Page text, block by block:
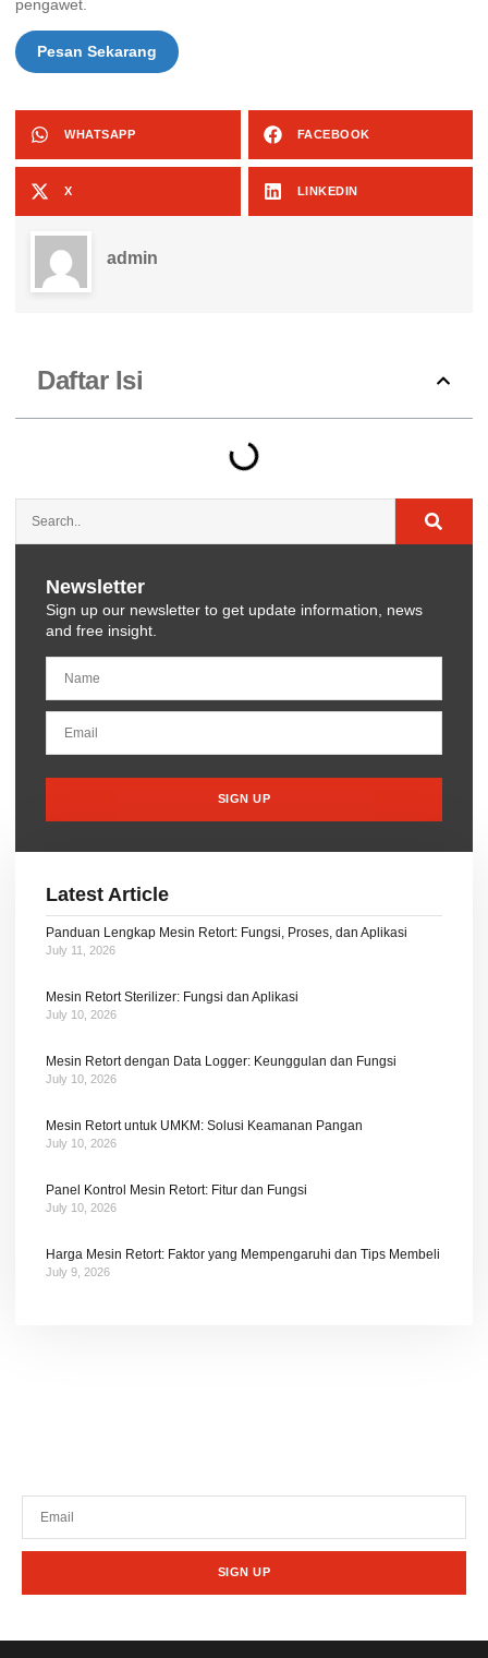
pengawet.
Pesan Sekarang
WHATSAPP FACEBOOK
X LINKEDIN
admin
Daftar Isi
Newsletter
Sign up our newsletter to get update information, news
and free insight.
SIGN UP
Latest Article
Panduan Lengkap Mesin Retort: Fungsi, Proses, dan Aplikasi
July 11, 2026
Mesin Retort Sterilizer: Fungsi dan Aplikasi
July 10, 2026
Mesin Retort dengan Data Logger: Keunggulan dan Fungsi
July 10, 2026
Mesin Retort untuk UMKM: Solusi Keamanan Pangan
July 10, 2026
Panel Kontrol Mesin Retort: Fitur dan Fungsi
July 10, 2026
Harga Mesin Retort: Faktor yang Mempengaruhi dan Tips Membeli
July 9, 2026
SIGN UP